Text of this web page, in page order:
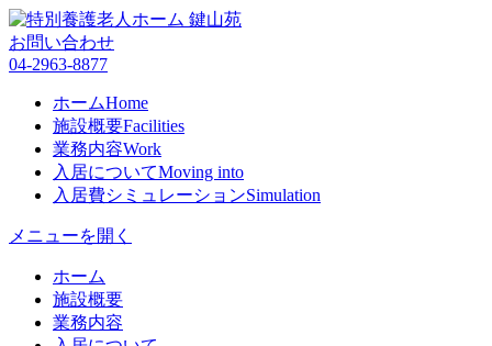
お問い合わせ
04-2963-8877
ホームHome
施設概要Facilities
業務内容Work
入居についてMoving into
入居費シミュレーションSimulation
メニューを開く
ホーム
施設概要
業務内容